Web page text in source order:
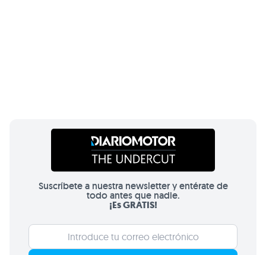
Suscríbete a nuestra newsletter y entérate de
todo antes que nadie.
¡Es GRATIS!